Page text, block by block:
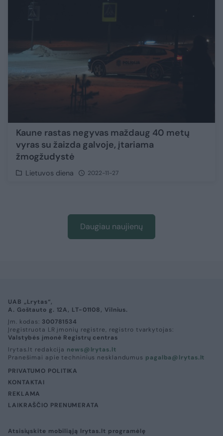
Kaune rastas negyvas maždaug 40 metų
vyras su žaizda galvoje, įtariama
žmogžudystė
Lietuvos diena 2022-11-27
Daugiau naujienų
UAB „Lrytas“,
A. Goštauto g. 12A, LT-01108, Vilnius.
Įm. kodas: 300781534
Įregistruota LR įmonių registre, registro tvarkytojas:
Valstybės įmonė Registrų centras
lrytas.lt redakcija news@lrytas.lt
Pranešimai apie techninius nesklandumus pagalba@lrytas.lt
PRIVATUMO POLITIKA
KONTAKTAI
REKLAMA
LAIKRAŠČIO PRENUMERATA
Atsisiųskite mobiliąją lrytas.lt programėlę